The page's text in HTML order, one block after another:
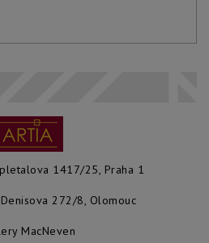
1417/25, Praha 1
272/8, Olomouc
MacNeven